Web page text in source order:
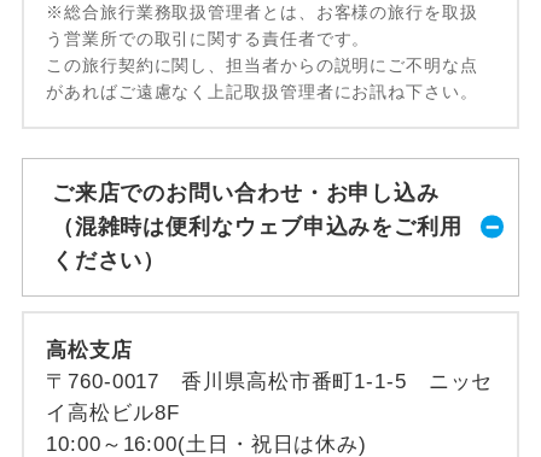
※総合旅行業務取扱管理者とは、お客様の旅行を取扱
う営業所での取引に関する責任者です。
この旅行契約に関し、担当者からの説明にご不明な点
があればご遠慮なく上記取扱管理者にお訊ね下さい。
ご来店でのお問い合わせ・お申し込み
（混雑時は便利なウェブ申込みをご利用
ください）
高松支店
〒760-0017 香川県高松市番町1-1-5 ニッセ
イ高松ビル8F
10:00～16:00(土日・祝日は休み)